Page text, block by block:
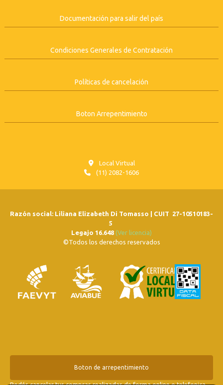
Documentación para salir del país
Condiciones Generales de Contratación
Políticas de cancelación
Boton Arrepentimiento
Local Virtual
(11) 2082-1606
Razón social: Liliana Elizabeth Di Tomasso | CUIT 27-10510183-
5
Legajo 16.648 (Ver licencia)
©Todos los derechos reservados
Boton de arrepentimiento